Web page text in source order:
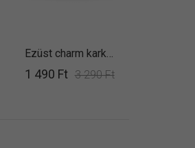
Ezüst charm karkötő alap
1 490 Ft 3 290 Ft